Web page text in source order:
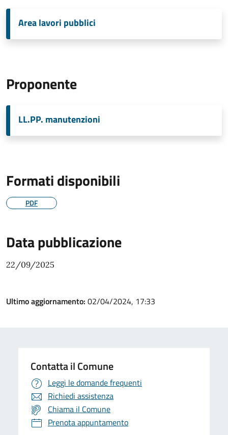
Area lavori pubblici
Proponente
LL.PP. manutenzioni
Formati disponibili
PDF
Data pubblicazione
22/09/2025
Ultimo aggiornamento: 02/04/2024, 17:33
Contatta il Comune
Leggi le domande frequenti
Richiedi assistenza
Chiama il Comune
Prenota appuntamento